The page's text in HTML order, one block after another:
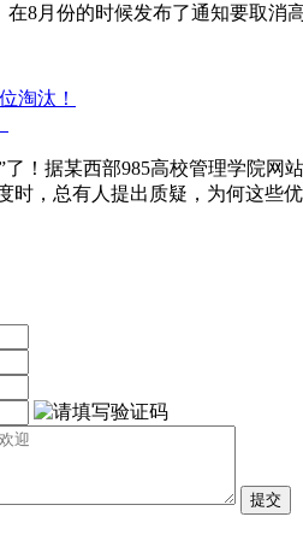
8月份的时候发布了通知要取消
了！据某西部985高校管理学院
时，总有人提出质疑，为何这些